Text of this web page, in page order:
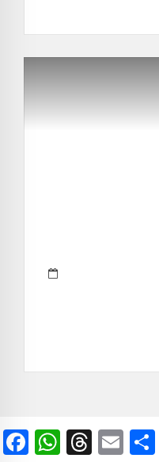
Facebook
WhatsApp